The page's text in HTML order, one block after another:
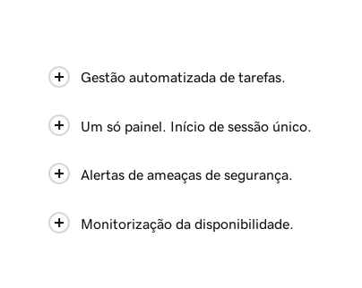
Gestão automatizada de tarefas.
Um só painel. Início de sessão único.
Alertas de ameaças de segurança.
Monitorização da disponibilidade.